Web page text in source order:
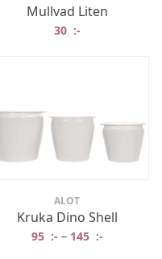
Mullvad Liten
30 :-
ALOT
Kruka Dino Shell
95 :- – 145 :-